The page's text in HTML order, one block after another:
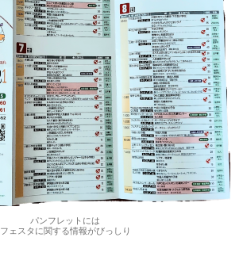
パンフレットには
フェスタに関する情報がびっしり